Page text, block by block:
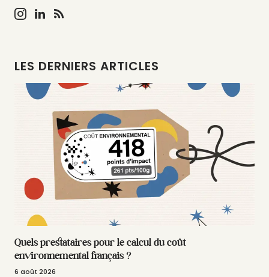
LES DERNIERS ARTICLES
Quels prestataires pour le calcul du coût
environnemental français ?
6 août 2026